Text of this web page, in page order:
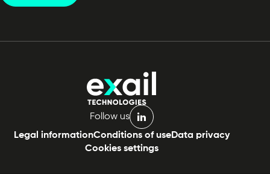
Follow us
linkedin
Legal informationConditions of useData privacy
Cookies settings